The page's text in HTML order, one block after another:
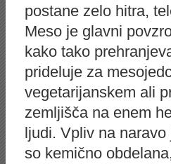
postane zelo hitra,
Meso je glavni
kako tako
prideluje za
vegetarijanskem ali
zemljišča na enem
ljudi. Vpliv na
so kemično